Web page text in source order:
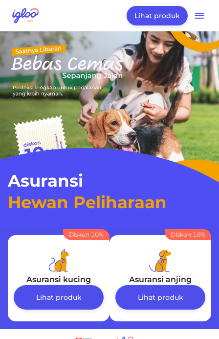
Lihat produk
Asuransi
Hewan Peliharaan
Asuransi kucing
Lihat produk
Diskon 10%
Asuransi anjing
Lihat produk
Diskon 10%